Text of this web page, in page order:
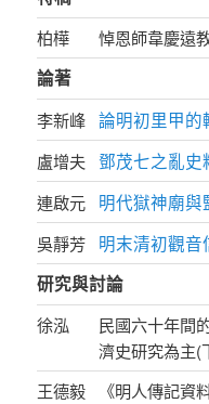
柏樺 悼恩師韋慶遠
論著
李新峰 論明初里甲的
盧增夫 鄧茂七之亂史
連啟元 明代獄神廟與
吳靜芳
明末清初觀
研究與討論
徐泓
民國六十年間
濟史研究為主(
王德毅
《明人傳記資